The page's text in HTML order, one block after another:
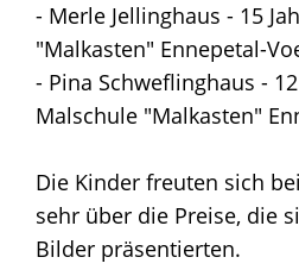
- Merle Jellinghaus - 15
"Malkasten" Ennepetal-
- Pina Schweflinghaus -
Malschule "Malkasten"
Die Kinder freuten sich
sehr über die Preise, die
Bilder präsentierten.